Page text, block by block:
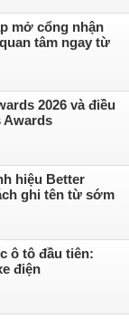
mở cổng nhận
tâm ngay từ
2026 và điều
Awards
hiệu Better
ghi tên từ sớm
ô tô đầu tiên:
điện